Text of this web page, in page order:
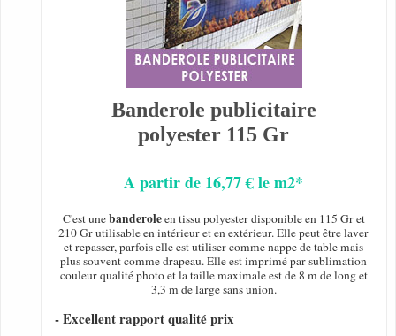
Banderole publicitaire
polyester 115 Gr
A partir de 16,77 € le m2*
C'est unebanderoleen tissu polyester disponible en 115 Gr et
210 Gr utilisable en intérieur et en extérieur. Elle peut être laver
et repasser, parfois elle est utiliser comme nappe de table mais
plus souvent comme drapeau. Elle est imprimé par sublimation
couleur qualité photo et la taille maximale est de 8 m de long et
3,3 m de large sans union.
- Excellent rapport qualité prix